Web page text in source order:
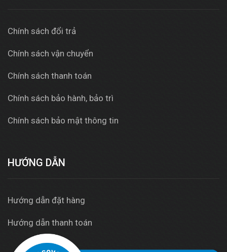
Chính sách đổi trả
Chính sách vận chuyển
Chính sách thanh toán
Chính sách bảo hành, bảo trì
Chính sách bảo mật thông tin
HƯỚNG DẪN
Hướng dẫn đặt hàng
Hướng dẫn thanh toán